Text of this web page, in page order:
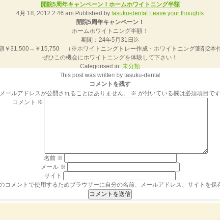
開院5周年キャンペーン！ホームホワイトニング半額
4月 18, 2012 2:46 am Published by tasuku-dental Leave your thoughts
開院5周年キャンペーン！
ホームホワイトニング半額！
期間：24年5月31日迄
￥31,500→￥15,750 （※ホワイトニングトレー作成・ホワイトニング薬剤2本付
ぜひこの機会にホワイトニングを体験して下さい！
Categorised in: 未分類
This post was written by tasuku-dental
コメントを残す
メールアドレスが公開されることはありません。
※ が付いている欄は必須項目です
コメント ※
名前 ※
メール ※
サイト
コメントで使用するためブラウザーに自分の名前、メールアドレス、サイトを保